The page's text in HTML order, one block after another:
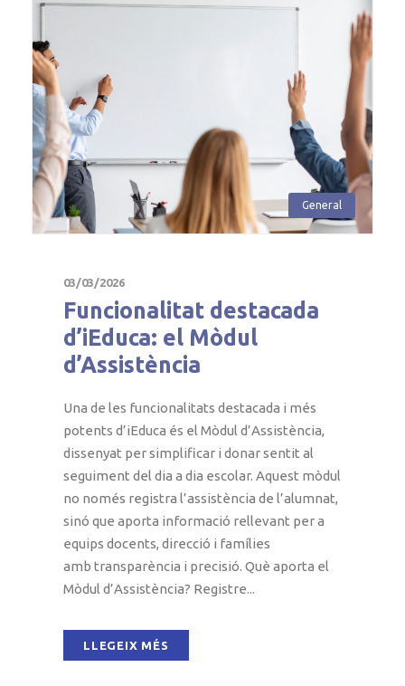
General
03/03/2026
Funcionalitat destacada
d’iEduca: el Mòdul
d’Assistència
Una de les funcionalitats destacada i més
potents d’iEduca és el Mòdul d’Assistència,
dissenyat per simplificar i donar sentit al
seguiment del dia a dia escolar. Aquest mòdul
no només registra l’assistència de l’alumnat,
sinó que aporta informació rellevant per a
equips docents, direcció i famílies
amb transparència i precisió. Què aporta el
Mòdul d’Assistència? Registre...
LLEGEIX MÉS